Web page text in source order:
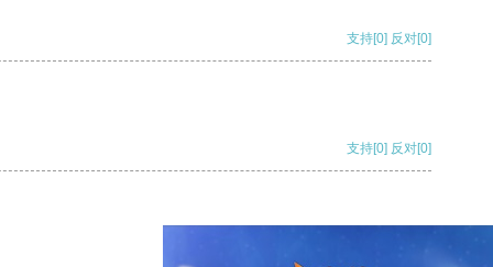
支持[0] 反对[0]
支持[0] 反对[0]